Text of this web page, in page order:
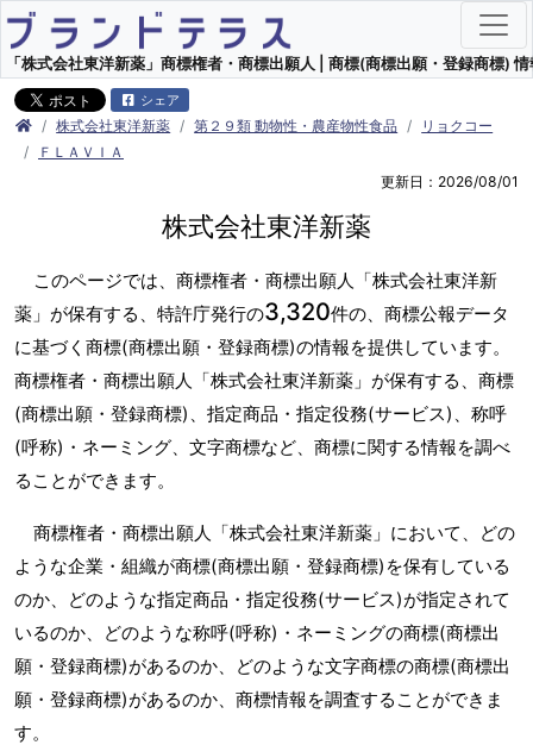
「株式会社東洋新薬」商標権者・商標出願人 | 商標(商標出願・登録商標) 情
シェア
株式会社東洋新薬 第２９類 動物性・農産物性食品
リョクコー
ＦＬＡＶＩＡ
更新日：2026/08/01
株式会社東洋新薬
このページでは、商標権者・商標出願人「株式会社東洋新
薬」が保有する、特許庁発行の3,320件の、商標公報データ
に基づく商標(商標出願・登録商標)の情報を提供しています。
商標権者・商標出願人「株式会社東洋新薬」が保有する、商標
(商標出願・登録商標)、指定商品・指定役務(サービス)、称呼
(呼称)・ネーミング、文字商標など、商標に関する情報を調べ
ることができます。
商標権者・商標出願人「株式会社東洋新薬」において、どの
ような企業・組織が商標(商標出願・登録商標)を保有している
のか、どのような指定商品・指定役務(サービス)が指定されて
いるのか、どのような称呼(呼称)・ネーミングの商標(商標出
願・登録商標)があるのか、どのような文字商標の商標(商標出
願・登録商標)があるのか、商標情報を調査することができま
す。